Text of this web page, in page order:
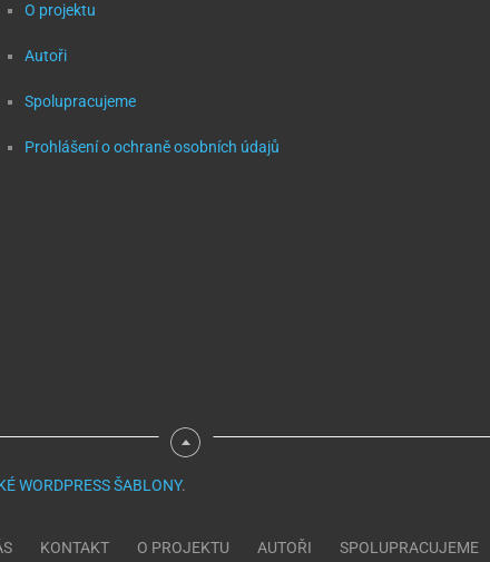
O projektu
Autoři
Spolupracujeme
Prohlášení o ochraně osobních údajů
WORDPRESS ŠABLONY.
KONTAKT O PROJEKTU AUTOŘI SPOLUPRACUJEME